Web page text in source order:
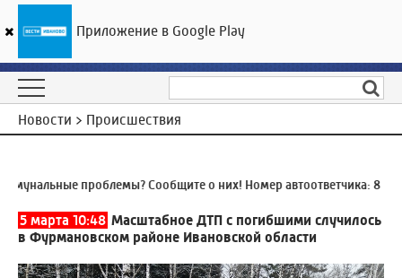
ГТРК «Ивтелерадио»
Новости > Происшествия
проблемы? Сообщите о них! Номер автоответчика:8
5 марта 10:48 Масштабное ДТП с погибшими случилось
в Фурмановском районе Ивановской области
Приложение в Google Play